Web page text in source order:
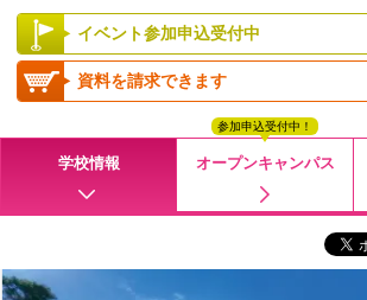
イベント参加申込受付中
資料を請求できます
学校情報 オープンキャンパス
参加申込受付中！